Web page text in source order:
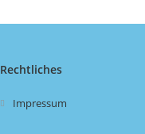
Rechtliches
Impressum